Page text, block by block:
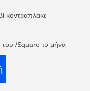
κοντραπλακέ
/Square το μήνα